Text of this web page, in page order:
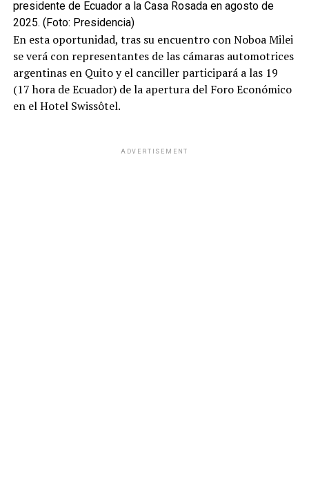
teoría pero le restan chances a Lacunza de igual forma.
“Dijo que se postulaba por un quilombo interno de
ellos, no veo una estrategia de presión contra la
Casa Rosada por el caso Lacunza”, añadió otra fuente
oficialista, que le achacó los dichos del exministro en
A24 al problema puertas adentro que se está librando
presidente de Ecuador a la Casa Rosada en agosto de
2025. (Foto: Presidencia)
En esta oportunidad, tras su encuentro con Noboa Milei
se verá con representantes de las cámaras automotrices
argentinas en Quito y el canciller participará a las 19
(17 hora de Ecuador) de la apertura del Foro Económico
en el Hotel Swissôtel.
ADVERTISEMENT